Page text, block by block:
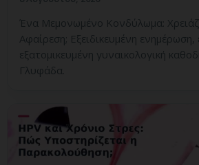
Ένα Μεμονωμένο Κονδύλωμα:
Αφαίρεση; Εξειδικευμένη ενημέρωση,
εξατομικευμένη γυναικολογική
Γλυφάδα.